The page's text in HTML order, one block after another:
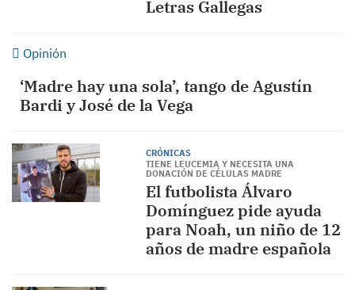
Letras Gallegas
Opinión
‘Madre hay una sola’, tango de Agustín
Bardi y José de la Vega
CRÓNICAS
TIENE LEUCEMIA Y NECESITA UNA
DONACIÓN DE CÉLULAS MADRE
El futbolista Álvaro
Domínguez pide ayuda
para Noah, un niño de 12
años de madre española